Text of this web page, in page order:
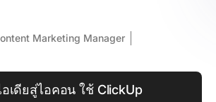
Marketing Manager
เดียสู่ไอคอน ใช้ ClickUp